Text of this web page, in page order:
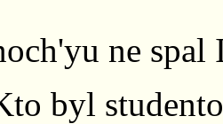
ne
byl